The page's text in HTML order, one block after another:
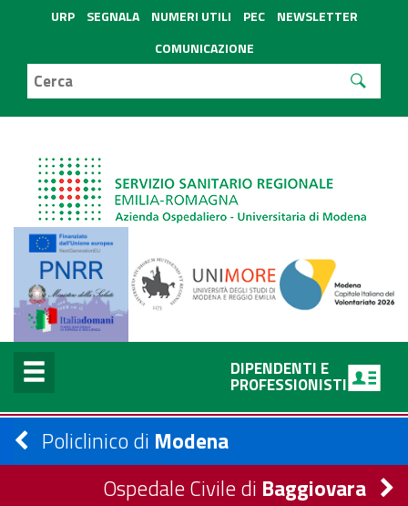
URP SEGNALA NUMERI UTILI PEC
NEWSLETTER
COMUNICAZIONE
DIPENDENTI E
PROFESSIONISTI
Policlinico di Modena
Ospedale Civile di Baggiovara